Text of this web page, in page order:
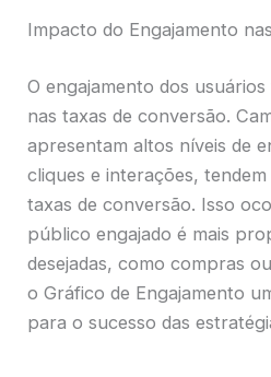
Impacto do Engajamento
O engajamento dos
nas taxas de conversão.
apresentam altos níveis de
cliques e interações,
taxas de conversão. Isso
público engajado é mais
desejadas, como compras
o Gráfico de Engajamento
para o sucesso das